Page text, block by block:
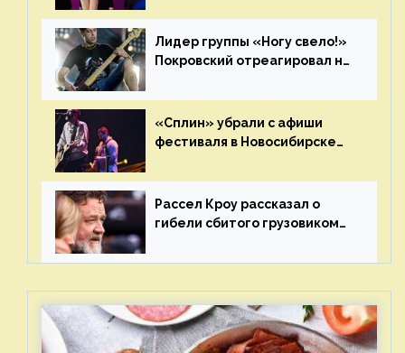
Лидер группы «Ногу свело!»
Покровский отреагировал на
«Сплин» убрали с афиши
фестиваля в Новосибирске
отцов»
Рассел Кроу рассказал о
гибели сбитого грузовиком